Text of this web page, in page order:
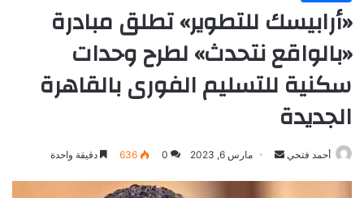
«أرابيسك للتطوير» تطلق مبادرة
«بالواقع نتحدث» لطرح وحدات
سكنية للتسليم الفورى بالقاهرة
الجديدة
أحمد فتحي
أرسل مارس 6, 2023 0
636 دقيقة واحدة